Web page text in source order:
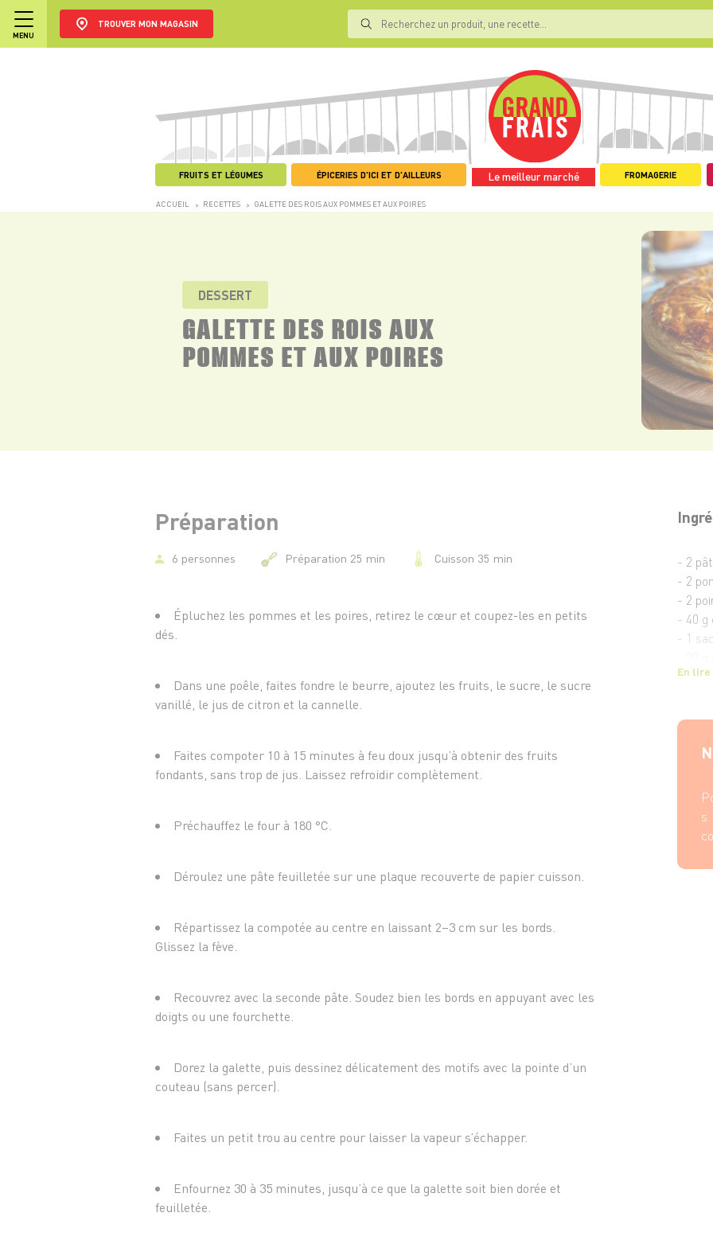
MENU
TROUVER MON MAGASIN
FRUITS ET LÉGUMES ÉPICERIES D'ICI ET D'AILLEURS Le meilleur marché FROMAGERIE
ACCUEIL > RECETTES > GALETTE DES ROIS AUX POMMES ET AUX POIRES
DESSERT
GALETTE DES ROIS AUX
POMMES ET AUX POIRES
- 2
- 2
- 2
- 40 g
- 1
- 1 c.
En
Préparation
6 personnes Préparation 25 min Cuisson 35 min
Épluchez les pommes et les poires, retirez le cœur et coupez-les en petits
dés.
Dans une poêle, faites fondre le beurre, ajoutez les fruits, le sucre, le sucre
vanillé, le jus de citron et la cannelle.
Faites compoter 10 à 15 minutes à feu doux jusqu’à obtenir des fruits
fondants, sans trop de jus. Laissez refroidir complètement.
Préchauffez le four à 180 °C.
Déroulez une pâte feuilletée sur une plaque recouverte de papier cuisson.
Répartissez la compotée au centre en laissant 2–3 cm sur les bords.
Glissez la fève.
Recouvrez avec la seconde pâte. Soudez bien les bords en appuyant avec les
doigts ou une fourchette.
Dorez la galette, puis dessinez délicatement des motifs avec la pointe d’un
couteau (sans percer).
Faites un petit trou au centre pour laisser la vapeur s’échapper.
Enfournez 30 à 35 minutes, jusqu’à ce que la galette soit bien dorée et
feuilletée.